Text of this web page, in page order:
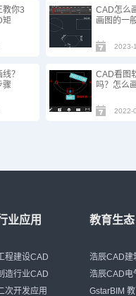
教你3
矩
CAD怎么
画图的一
2023-
？
骤
CAD看图
吗？怎么
2022-
业应用
程建设CAD
造行业CAD
次开发应用
教育生态
浩辰CAD建
浩辰CAD电
GstarBIM